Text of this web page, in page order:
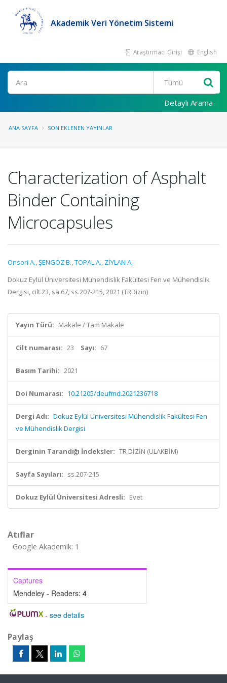
Akademik Veri Yönetim Sistemi
Araştırmacı Girişi English
Ara
Detaylı Arama
ANA SAYFA SON EKLENEN YAYINLAR
Characterization of Asphalt
Binder Containing
Microcapsules
Onsori A.,ŞENGÖZ B.,TOPAL A., ZİYLAN A.
Dokuz Eylül Üniversitesi Mühendislik Fakültesi Fen ve Mühendislik
Dergisi, cilt.23, sa.67, ss.207-215, 2021 (TRDizin)
Yayın Türü: Makale / Tam Makale
Cilt numarası: 23 Sayı: 67
Basım Tarihi: 2021
Doi Numarası: 10.21205/deufmd.2021236718
Dergi Adı: Dokuz Eylül Üniversitesi Mühendislik Fakültesi Fen
ve Mühendislik Dergisi
Derginin Tarandığı İndeksler: TR DİZİN (ULAKBİM)
Sayfa Sayıları: ss.207-215
Dokuz Eylül Üniversitesi Adresli: Evet
Atıflar
Google Akademik: 1
Captures
Mendeley - Readers: 4
- see details
Paylaş